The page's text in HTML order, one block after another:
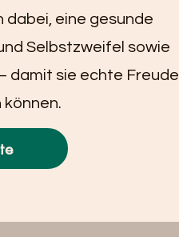
dabei, eine gesunde
Selbstzweifel sowie
damit sie echte Freude
können.